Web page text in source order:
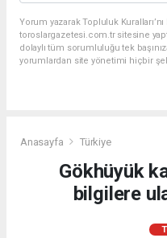
Yorum yazarak Topluluk
toroslargazetesi.com.tr sitesine
dolaylı tüm sorumluluğu tek
yorumlardan site yönetimi hiçbir
Anasayfa Türkiye
Gökhüyük
bilgilere